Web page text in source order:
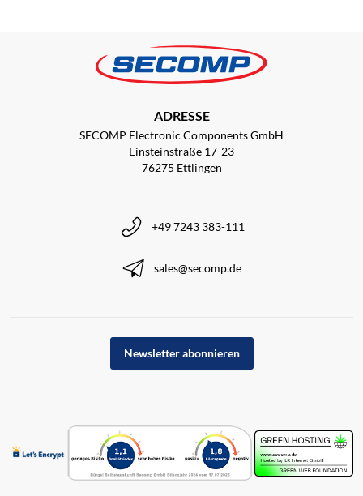
ADRESSE
SECOMP Electronic Components GmbH
Einsteinstraße 17-23
76275 Ettlingen
+49 7243 383-111
sales@secomp.de
Newsletter abonnieren